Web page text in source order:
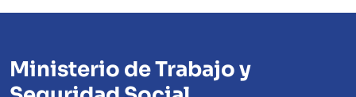
Ministerio de Trabajo y